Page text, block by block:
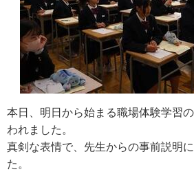
本日、明日から始まる職場体験学習
われました。
真剣な表情で、先生からの事前説明
た。